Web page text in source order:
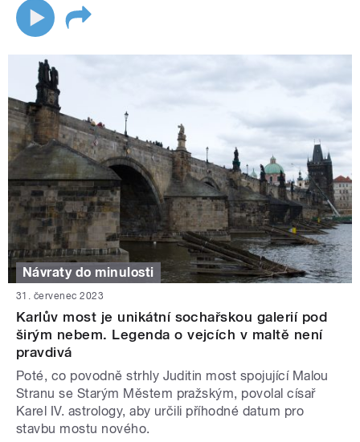
Návraty do minulosti
31. červenec 2023
Karlův most je unikátní sochařskou galerií pod
širým nebem. Legenda o vejcích v maltě není
pravdivá
Poté, co povodně strhly Juditin most spojující Malou
Stranu se Starým Městem pražským, povolal císař
Karel IV. astrology, aby určili příhodné datum pro
stavbu mostu nového.